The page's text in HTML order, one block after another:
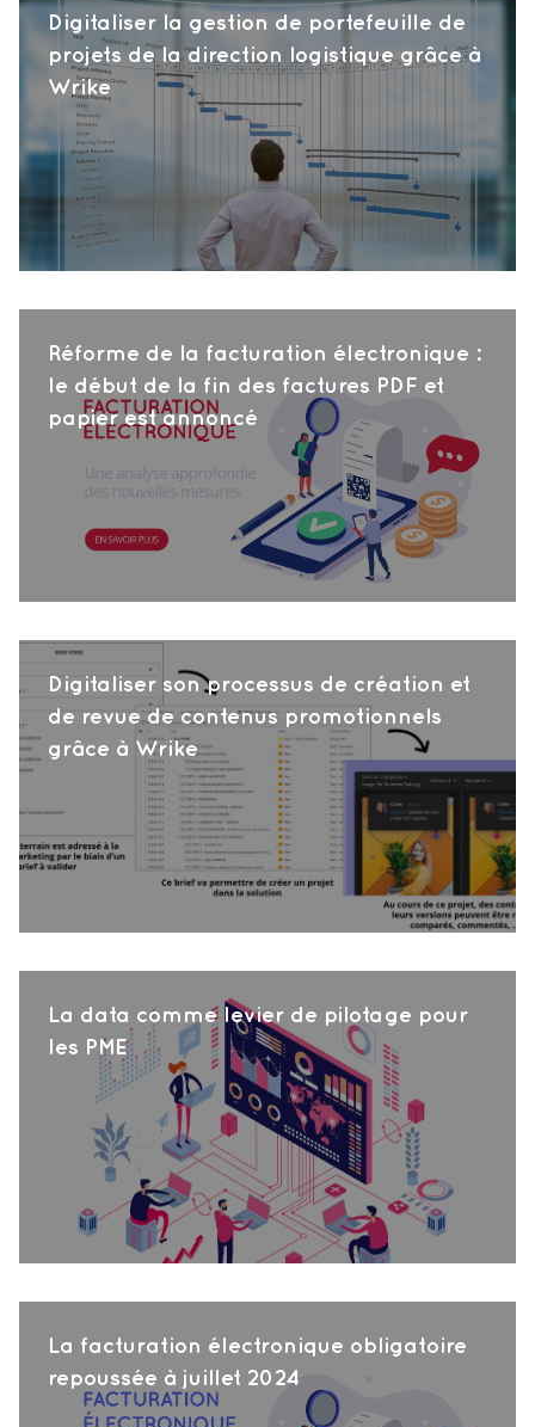
Digitaliser la gestion de portefeuille de
projets de la direction logistique grâce à
Wrike
Réforme de la facturation électronique :
le début de la fin des factures PDF et
papier est annoncé
Digitaliser son processus de création et
de revue de contenus promotionnels
grâce à Wrike
La data comme levier de pilotage pour
les PME
La facturation électronique obligatoire
repoussée à juillet 2024